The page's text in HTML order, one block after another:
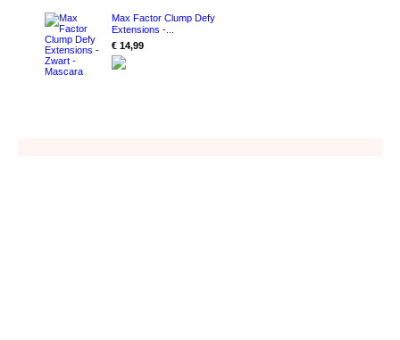
Max Factor Clump Defy
Extensions -...
€ 14,99